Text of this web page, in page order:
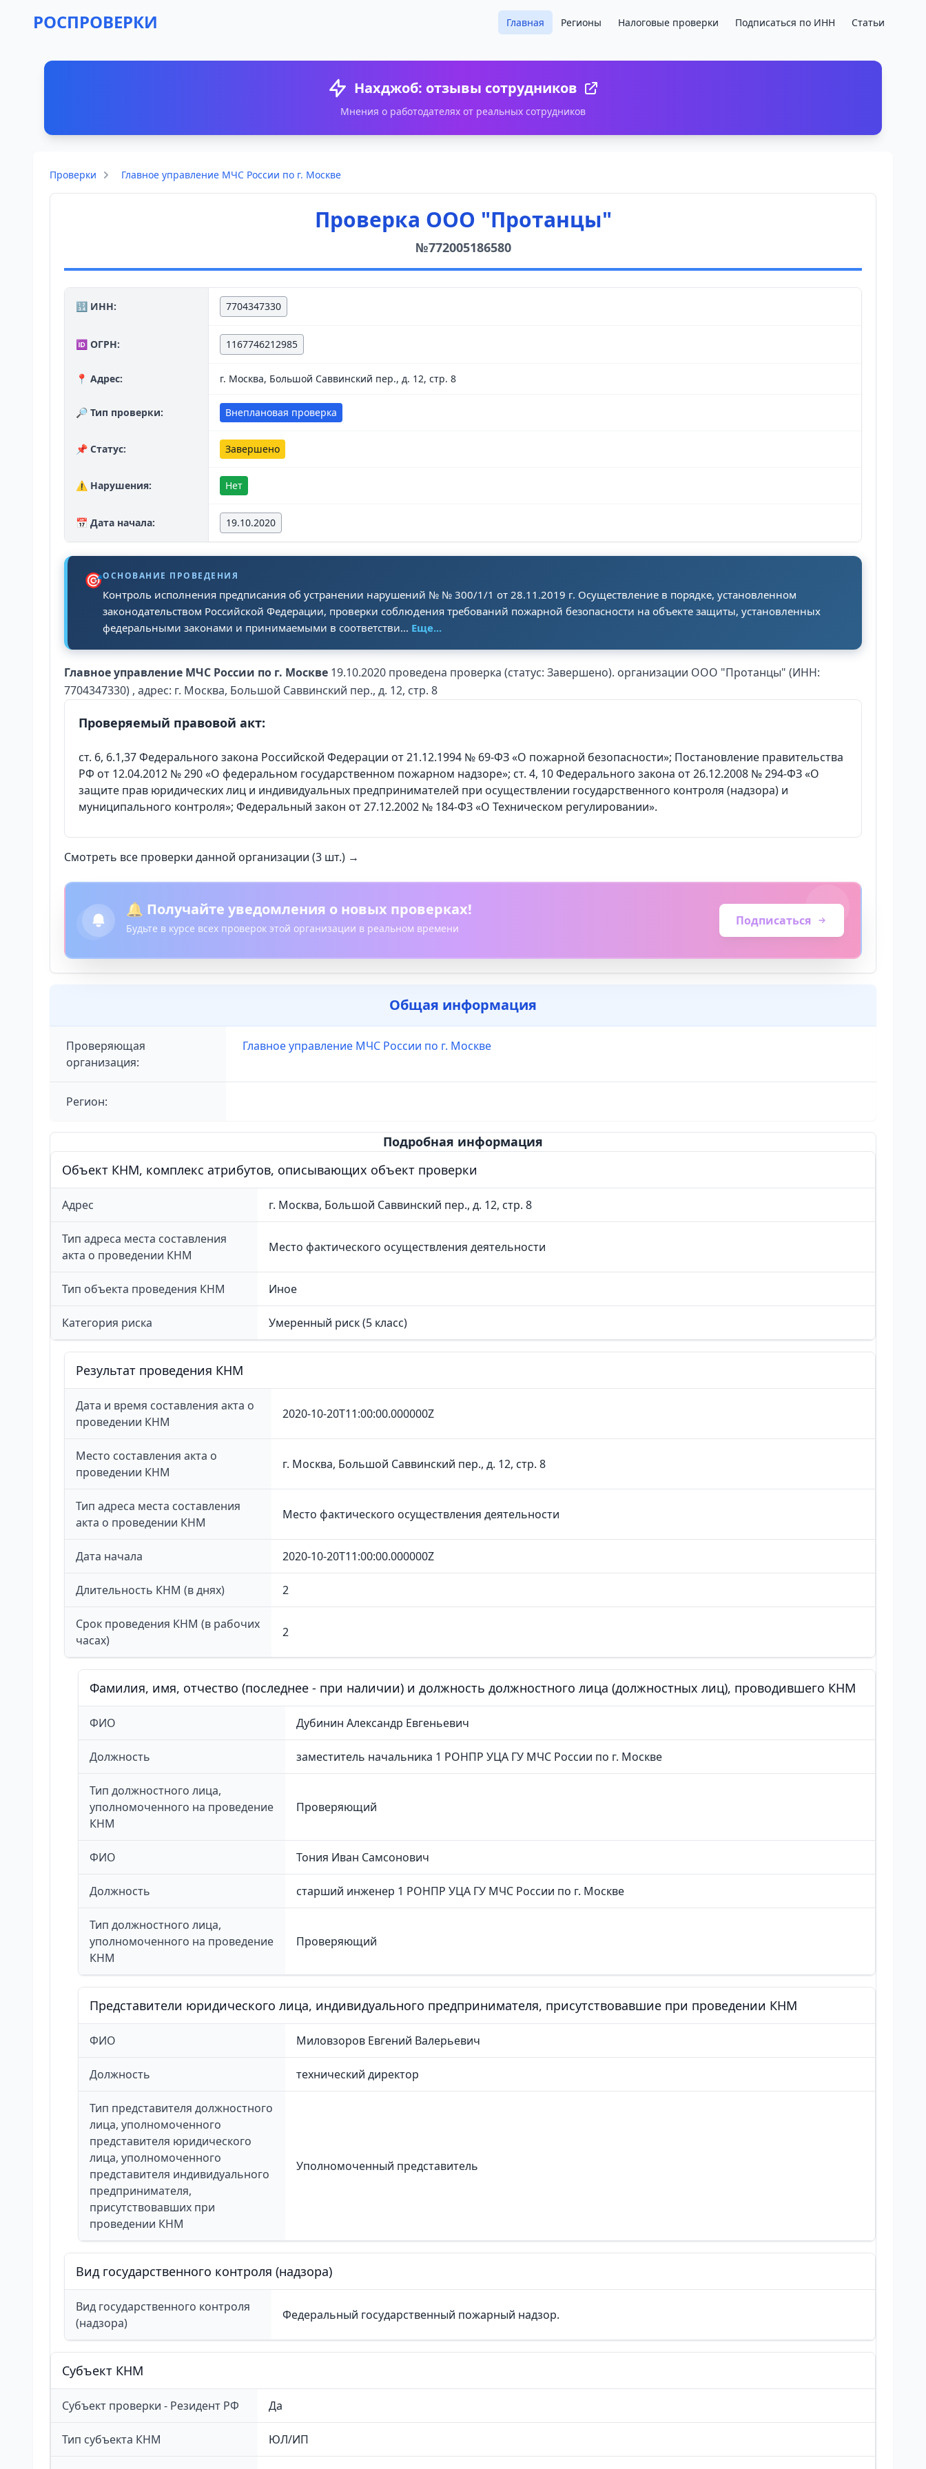
РОСПРОВЕРКИ Главная Регионы Налоговые проверки Подписаться по ИНН Статьи
Нахджоб: отзывы сотрудников
Мнения о работодателях от реальных сотрудников
Проверки Главное управление МЧС России по г. Москве
Проверка ООО "Протанцы"
№772005186580
🔢 ИНН: 7704347330
🆔 ОГРН: 1167746212985
📍 Адрес: г. Москва, Большой Саввинский пер., д. 12, стр. 8
🔎 Тип проверки: Внеплановая проверка
📌 Статус: Завершено
⚠️ Нарушения: Нет
📅 Дата начала: 19.10.2020
🎯ОСНОВАНИЕ ПРОВЕДЕНИЯ
Контроль исполнения предписания об устранении нарушений № № 300/1/1 от 28.11.2019 г. Осуществление в порядке, установленном
законодательством Российской Федерации, проверки соблюдения требований пожарной безопасности на объекте защиты, установленных
федеральными законами и принимаемыми в соответстви... Еще...
Главное управление МЧС России по г. Москве 19.10.2020 проведена проверка (статус: Завершено). организации ООО "Протанцы" (ИНН:
7704347330) , адрес: г. Москва, Большой Саввинский пер., д. 12, стр. 8
Проверяемый правовой акт:
ст. 6, 6.1,37 Федерального закона Российской Федерации от 21.12.1994 № 69-ФЗ «О пожарной безопасности»; Постановление правительства
РФ от 12.04.2012 № 290 «О федеральном государственном пожарном надзоре»; ст. 4, 10 Федерального закона от 26.12.2008 № 294-ФЗ «О
защите прав юридических лиц и индивидуальных предпринимателей при осуществлении государственного контроля (надзора) и
муниципального контроля»; Федеральный закон от 27.12.2002 № 184-ФЗ «О Техническом регулировании».
Смотреть все проверки данной организации (3 шт.) →
🔔 Получайте уведомления о новых проверках!
Будьте в курсе всех проверок этой организации в реальном времени
Подписаться
Общая информация
Проверяющая
организация:
Главное управление МЧС России по г. Москве
Регион:
Подробная информация
Объект КНМ, комплекс атрибутов, описывающих объект проверки
Адрес г. Москва, Большой Саввинский пер., д. 12, стр. 8
Тип адреса места составления
акта о проведении КНМ
Место фактического осуществления деятельности
Тип объекта проведения КНМ Иное
Категория риска Умеренный риск (5 класс)
Результат проведения КНМ
Дата и время составления акта о
проведении КНМ
2020-10-20T11:00:00.000000Z
Место составления акта о
проведении КНМ
г. Москва, Большой Саввинский пер., д. 12, стр. 8
Тип адреса места составления
акта о проведении КНМ
Место фактического осуществления деятельности
Дата начала 2020-10-20T11:00:00.000000Z
Длительность КНМ (в днях) 2
Срок проведения КНМ (в рабочих
часах)
2
Фамилия, имя, отчество (последнее - при наличии) и должность должностного лица (должностных лиц), проводившего КНМ
ФИО Дубинин Александр Евгеньевич
Должность заместитель начальника 1 РОНПР УЦА ГУ МЧС России по г. Москве
Тип должностного лица,
уполномоченного на проведение
КНМ
Проверяющий
ФИО Тония Иван Самсонович
Должность старший инженер 1 РОНПР УЦА ГУ МЧС России по г. Москве
Тип должностного лица,
уполномоченного на проведение
КНМ
Проверяющий
Представители юридического лица, индивидуального предпринимателя, присутствовавшие при проведении КНМ
ФИО Миловзоров Евгений Валерьевич
Должность технический директор
Тип представителя должностного
лица, уполномоченного
представителя юридического
лица, уполномоченного
представителя индивидуального
предпринимателя,
присутствовавших при
проведении КНМ
Уполномоченный представитель
Вид государственного контроля (надзора)
Вид государственного контроля
(надзора)
Федеральный государственный пожарный надзор.
Cубъект КНМ
Субъект проверки - Резидент РФ Да
Тип субъекта КНМ ЮЛ/ИП